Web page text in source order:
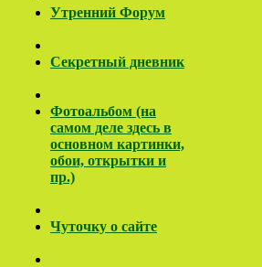
Утренний Форум
Секретный дневник
Фотоальбом (на
самом деле здесь в
основном картинки,
обои, открытки и
пр.)
Чуточку о сайте